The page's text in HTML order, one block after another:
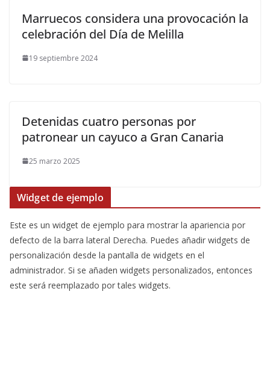
Marruecos considera una provocación la
celebración del Día de Melilla
19 septiembre 2024
Detenidas cuatro personas por
patronear un cayuco a Gran Canaria
25 marzo 2025
Widget de ejemplo
Este es un widget de ejemplo para mostrar la apariencia por
defecto de la barra lateral Derecha. Puedes añadir widgets de
personalización desde la pantalla de widgets en el
administrador. Si se añaden widgets personalizados, entonces
este será reemplazado por tales widgets.